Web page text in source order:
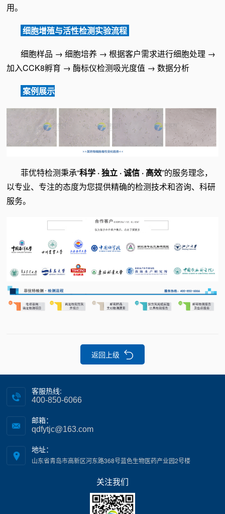
用。
细胞增殖与活性检测实验流程
细胞样品 → 细胞培养 → 根据客户需求进行细胞处理 →
加入CCK8孵育 → 酶标仪检测吸光度值 → 数据分析
案例展示
菲优特检测秉承“科学 · 独立 · 诚信 · 高效”的服务理念，
以专业、专注的态度为您提供精确的检测技术和咨询、科研
服务。
返回上级
客服热线:
400-850-6066
邮箱：
qdfytjc@163.com
地址：
山东省青岛市高新区河东路368号蓝色生物医药产业园2号楼
关注我们